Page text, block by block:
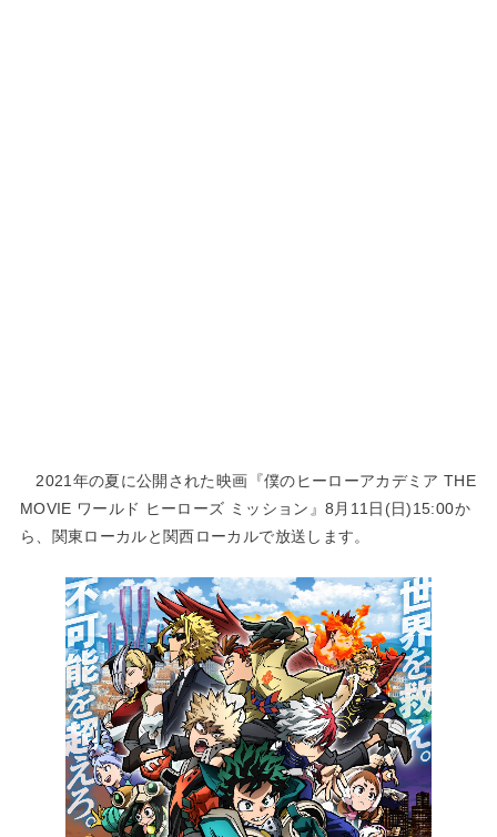
2021年の夏に公開された映画『僕のヒーローアカデミア THE
MOVIE ワールド ヒーローズ ミッション』8月11日(日)15:00か
ら、関東ローカルと関西ローカルで放送します。